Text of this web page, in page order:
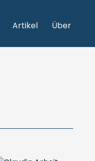
Artikel Über